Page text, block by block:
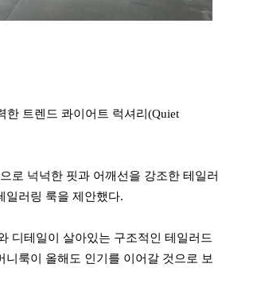
한 트렌드 콰이어트 럭셔리(Quiet
로 넉넉한 핏과 어깨선을 강조한 테일러
일러링 룩을 제안했다.
디테일이 살아있는 구조적인 테일러드
룩이 올해도 인기를 이어갈 것으로 보